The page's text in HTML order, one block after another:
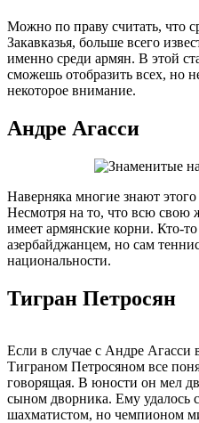
Можно по праву считать, что
Закавказья, больше всего
именно среди армян. В этой
сможешь отобразить всех, но
некоторое внимание.
Андре Агасси
Наверняка многие знают
Несмотря на то, что всю
имеет армянские корни. Кто-
азербайджанцем, но сам
национальности.
Тигран Петросян
Если в случае с Андре Агасси
Тиграном Петросяном все
говорящая. В юности он мел
сыном дворника. Ему удалось
шахматистом, но чемпионом